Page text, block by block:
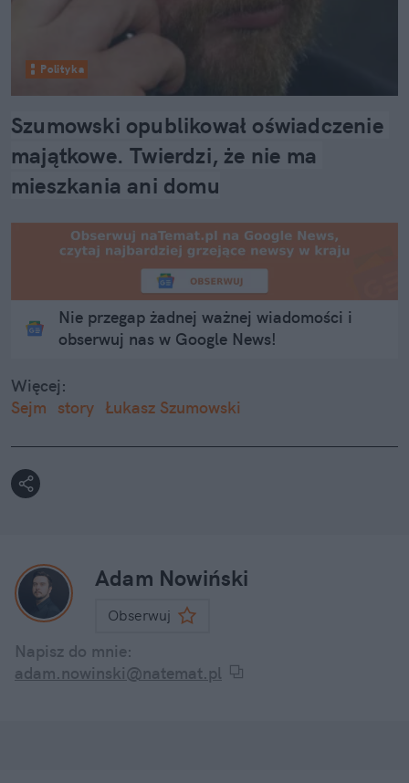
Polityka
Szumowski opublikował oświadczenie
majątkowe. Twierdzi, że nie ma
mieszkania ani domu
Nie przegap żadnej ważnej wiadomości i
obserwuj nas w Google News!
Więcej:
Sejm
story Łukasz Szumowski
Adam Nowiński
Obserwuj
Napisz do mnie:
adam.nowinski@natemat.pl